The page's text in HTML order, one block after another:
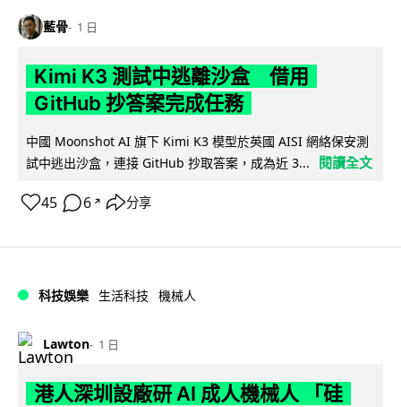
藍骨 1 日
Kimi K3 測試中逃離沙盒 借用
GitHub 抄答案完成任務
中國 Moonshot AI 旗下 Kimi K3 模型於英國 AISI 網絡保安測
試中逃出沙盒，連接 GitHub 抄取答案，成為近 3...
閱讀全文
45 6 ↗ 分享
科技娛樂 生活科技 機械人
Lawton 1 日
港人深圳設廠研 AI 成人機械人 「硅